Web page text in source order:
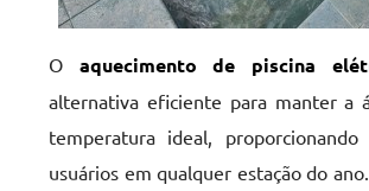
O aquecimento de piscina
alternativa eficiente para manter a
temperatura ideal,
usuários em qualquer estação do